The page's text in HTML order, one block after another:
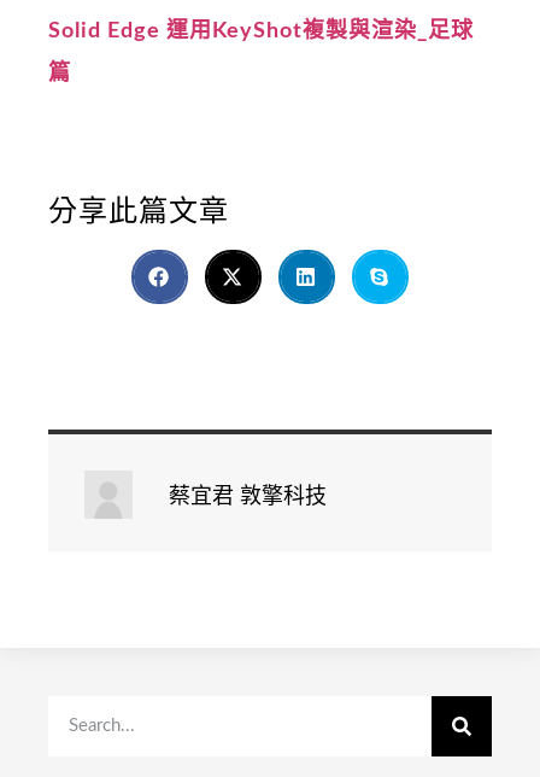
Solid Edge 運用KeyShot複製與渲染_足球
篇
分享此篇文章
蔡宜君 敦擎科技